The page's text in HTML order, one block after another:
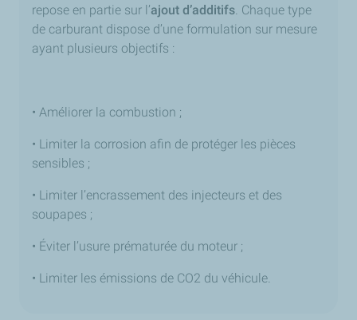
repose en partie sur l’ajout d’additifs. Chaque type
de carburant dispose d’une formulation sur mesure
ayant plusieurs objectifs :
• Améliorer la combustion ;
• Limiter la corrosion afin de protéger les pièces
sensibles ;
• Limiter l’encrassement des injecteurs et des
soupapes ;
• Éviter l’usure prématurée du moteur ;
• Limiter les émissions de CO2 du véhicule.